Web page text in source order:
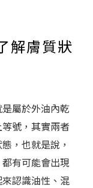
解膚質狀
屬於外油內乾
號，其實兩者
，也就是說，
有可能會出現
認識油性、混